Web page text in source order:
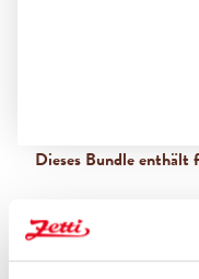
Produkt Anzahl:
Dieses Bundle enthält
Zetti bambina